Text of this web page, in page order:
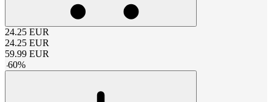
24.25 EUR
24.25 EUR
59.99 EUR
-60%